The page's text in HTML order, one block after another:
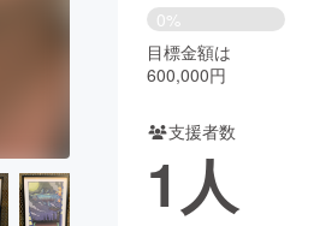
CAMPFIRE Creation
納税machi-ya コミュニティ
0%
目標金額は
600,000円
支援者数
1人